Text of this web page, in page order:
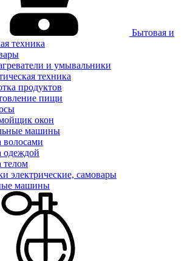
Бытовая и
техника
и умывальники
техника
продуктов
пищи
окон
машины
волосами
одеждой
телом
электрические, самовары
машины